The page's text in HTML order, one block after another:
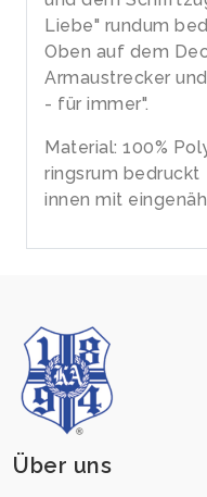
Liebe" rundum
Oben auf dem
Armaustrecker
- für immer".
Material: 100%
ringsrum bedruckt
innen mit
Über uns